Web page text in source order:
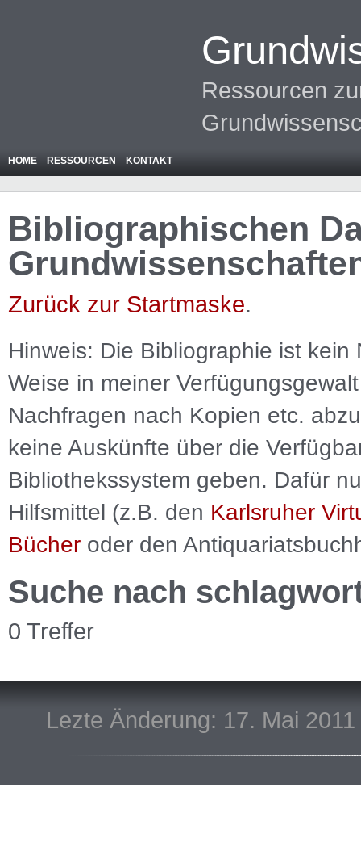
Ressourcen
HOME RESSOURCEN KONTAKT
Bibliographischen
Zurück zur Startmaske.
Hinweis: Die Bibliographie ist kein
Weise in meiner
Nachfragen nach Kopien etc.
keine Auskünfte über die
Bibliothekssystem geben. Dafür
Hilfsmittel (z.B. den Karlsruher
Bücher oder den
Suche nach
0 Treffer
Lezte Änderung: 17. Mai